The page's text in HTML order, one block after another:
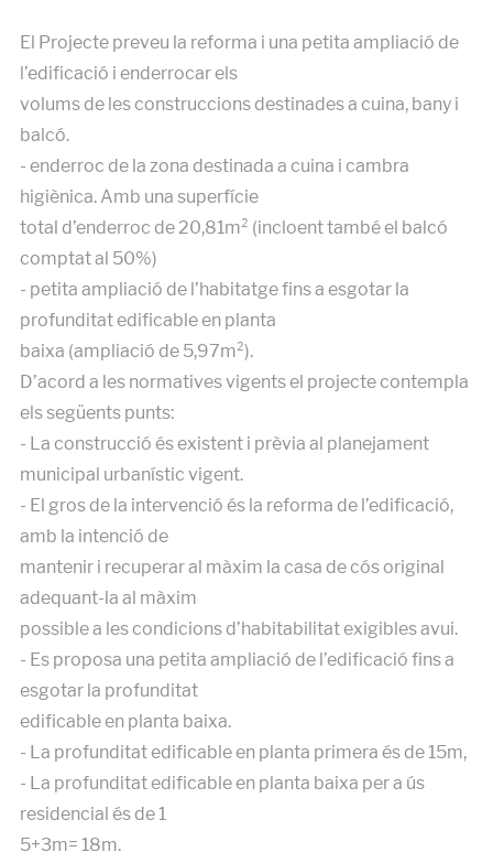
El Projecte preveu la reforma i una petita ampliació de
l’edificació i enderrocar els
volums de les construccions destinades a cuina, bany i
balcó.
- enderroc de la zona destinada a cuina i cambra
higiènica. Amb una superfície
total d’enderroc de 20,81m² (incloent també el balcó
comptat al 50%)
- petita ampliació de l’habitatge fins a esgotar la
profunditat edificable en planta
baixa (ampliació de 5,97m²).
D’acord a les normatives vigents el projecte contempla
els següents punts:
- La construcció és existent i prèvia al planejament
municipal urbanístic vigent.
- El gros de la intervenció és la reforma de l’edificació,
amb la intenció de
mantenir i recuperar al màxim la casa de cós original
adequant-la al màxim
possible a les condicions d’habitabilitat exigibles avui.
- Es proposa una petita ampliació de l’edificació fins a
esgotar la profunditat
edificable en planta baixa.
- La profunditat edificable en planta primera és de 15m,
- La profunditat edificable en planta baixa per a ús
residencial és de 1
5+3m= 18m.